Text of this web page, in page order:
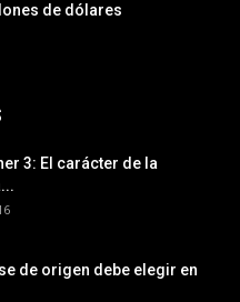
de dólares
3: El carácter de la
de origen debe elegir en